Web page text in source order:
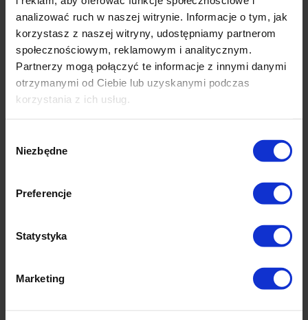
analizować ruch w naszej witrynie. Informacje o tym, jak
korzystasz z naszej witryny, udostępniamy partnerom
społecznościowym, reklamowym i analitycznym.
Partnerzy mogą połączyć te informacje z innymi danymi
otrzymanymi od Ciebie lub uzyskanymi podczas
korzystania z ich usług.
zgody
Niezbędne
Preferencje
Statystyka
Marketing
Szerokość: 25cm
Okazje cenowe
kompozytowa do roślin
-17%
Duża Czerwona bombka
choinkowa - nietłukąca